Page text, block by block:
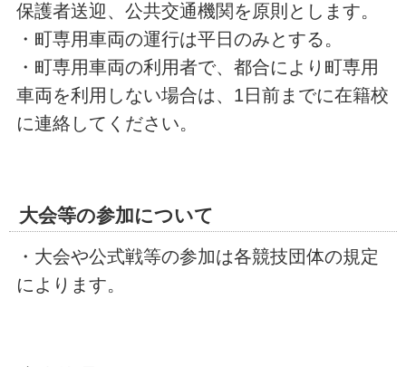
保護者送迎、公共交通機関を原則とします。
・町専用車両の運行は平日のみとする。
・町専用車両の利用者で、都合により町専用
車両を利用しない場合は、1日前までに在籍校
に連絡してください。
大会等の参加について
・大会や公式戦等の参加は各競技団体の規定
によります。